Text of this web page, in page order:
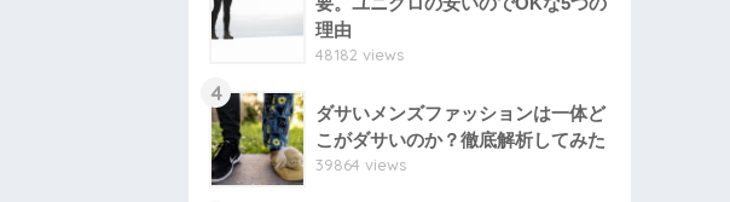
理由
48182 views
4
ダサいメンズファッションは一体ど
こがダサいのか？徹底解析してみた
39864 views